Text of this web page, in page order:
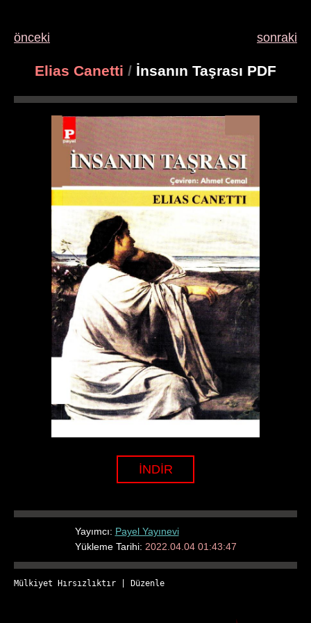
önceki sonraki
Elias Canetti / İnsanın Taşrası PDF
İNDİR
Yayımcı: Payel Yayınevi
Yükleme Tarihi: 2022.04.04 01:43:47
Mülkiyet Hırsızlıktır Düzenle